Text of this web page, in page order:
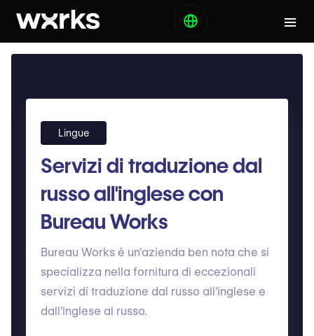
Lingue
Servizi di traduzione dal
russo all'inglese con
Bureau Works
Bureau Works è un'azienda ben nota che si
specializza nella fornitura di eccezionali
servizi di traduzione dal russo all'inglese e
dall'inglese al russo.